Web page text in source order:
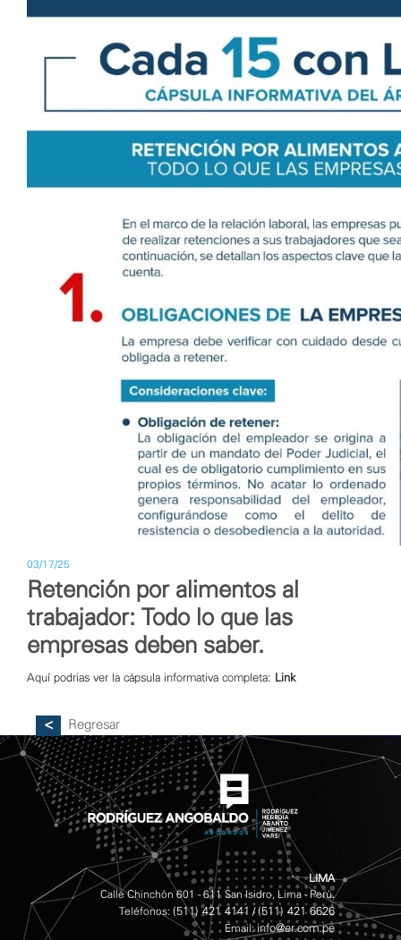
03/17/25
Retención por alimentos al
trabajador: Todo lo que las
empresas deben saber.
Aquí podrias ver la cápsula informativa completa: Link
Regresar
LIMA
Calle Chinchón 601 - 611 San Isidro, Lima - Perú.
Teléfonos: (511) 421 4141 /(511) 421 6626
Email:info@er.com.pe